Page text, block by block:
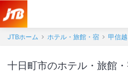
JTBホーム ホテル・旅館・宿 甲信越
十日町市のホテル・旅館・宿